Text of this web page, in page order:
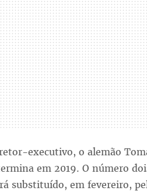
executivo, o alemão
em 2019. O número
substituído, em fevereiro,